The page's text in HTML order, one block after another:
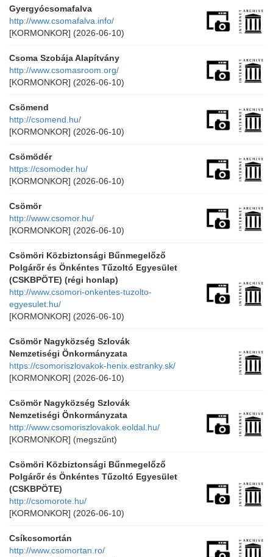
Gyergyócsomafalva
http://www.csomafalva.info/
[KORMONKOR] (2026-06-10)
Csoma Szobája Alapítvány
http://www.csomasroom.org/
[KORMONKOR] (2026-06-10)
Csömend
http://csomend.hu/
[KORMONKOR] (2026-06-10)
Csömödér
https://csomoder.hu/
[KORMONKOR] (2026-06-10)
Csömör
http://www.csomor.hu/
[KORMONKOR] (2026-06-10)
Csömöri Közbiztonsági Bűnmegelőző
Polgárőr és Önkéntes Tűzoltó Egyesület
(CSKBPÖTE) (régi honlap)
http://www.csomori-onkentes-tuzolto-
egyesulet.hu/
[KORMONKOR] (2026-06-10)
Csömör Nagyközség Szlovák
Nemzetiségi Önkormányzata
https://csomoriszlovakok-henix.estranky.sk/
[KORMONKOR] (2026-06-10)
Csömör Nagyközség Szlovák
Nemzetiségi Önkormányzata
http://www.csomoriszlovakok.eoldal.hu/
[KORMONKOR] (megszűnt)
Csömöri Közbiztonsági Bűnmegelőző
Polgárőr és Önkéntes Tűzoltó Egyesület
(CSKBPÖTE)
http://csomorote.hu/
[KORMONKOR] (2026-06-10)
Csíkcsomortán
http://www.csomortan.ro/